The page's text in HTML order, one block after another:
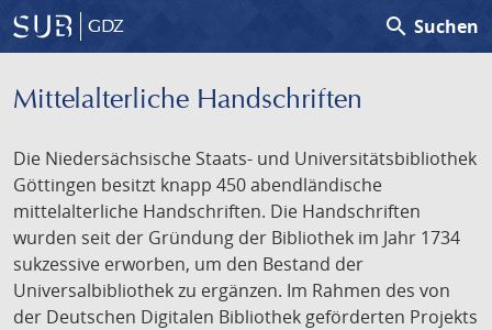
GDZ search Suchen
Mittelalterliche Handschriften
Die Niedersächsische Staats- und Universitätsbibliothek
Göttingen besitzt knapp 450 abendländische
mittelalterliche Handschriften. Die Handschriften
wurden seit der Gründung der Bibliothek im Jahr 1734
sukzessive erworben, um den Bestand der
Universalbibliothek zu ergänzen. Im Rahmen des von
der Deutschen Digitalen Bibliothek geförderten Projekts